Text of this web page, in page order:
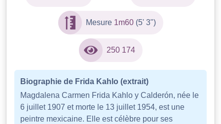
Mesure 1m60(5' 3")
250 174
Biographie de Frida Kahlo (extrait)
Magdalena Carmen Frida Kahlo y Calderón, née le
6 juillet 1907 et morte le 13 juillet 1954, est une
peintre mexicaine. Elle est célèbre pour ses